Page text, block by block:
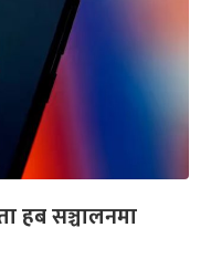
हब सञ्चालनमा